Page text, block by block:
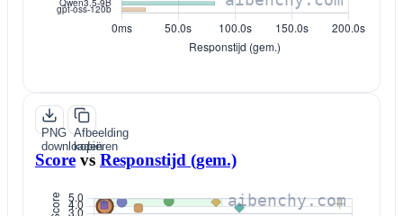
PNG
downloaden
Afbeelding
kopiëren
Score vs Responstijd (gem.)